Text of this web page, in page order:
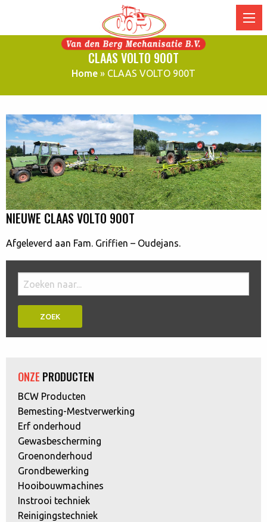
CLAAS VOLTO 900T
Home » CLAAS VOLTO 900T
NIEUWE CLAAS VOLTO 900T
Afgeleverd aan Fam. Griffien – Oudejans.
Doorzoek
de
website:
ONZE PRODUCTEN
BCW Producten
Bemesting-Mestverwerking
Erf onderhoud
Gewasbescherming
Groenonderhoud
Grondbewerking
Hooibouwmachines
Instrooi techniek
Reinigingstechniek